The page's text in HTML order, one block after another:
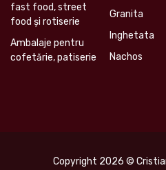
fast food, street
food și rotiserie
Ambalaje pentru
cofetărie, patiserie
Granita
Inghetata
Nachos
Copyright 2026 ©